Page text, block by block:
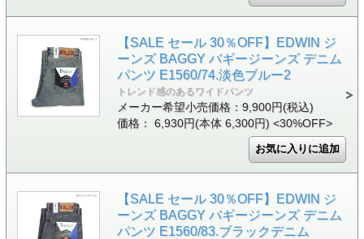
【SALE セール 30％OFF】EDWIN ジ
ーンズ BAGGY バギージーンズ デニム
パンツ E1560/74.淡色ブルー2
トレンド感のあるワイドパンツ
メーカー希望小売価格：9,900円(税込)
価格： 6,930円(本体 6,300円) <30%OFF>
【SALE セール 30％OFF】EDWIN ジ
ーンズ BAGGY バギージーンズ デニム
パンツ E1560/83.ブラックデニム